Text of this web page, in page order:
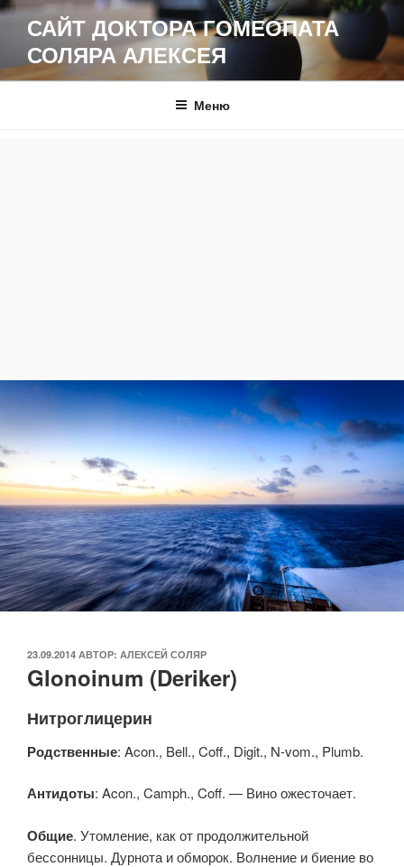
Перейти
содержимому
САЙТ ДОКТОРА ГОМЕОПАТА
СОЛЯРА АЛЕКСЕЯ
Меню
ОПУБЛИКОВАНО
23.09.2014 АВТОР: АЛЕКСЕЙ СОЛЯР
Glonoinum (Deriker)
Нитроглицерин
Родственные: Acon., Bell., Coff., Digit., N-vom., Plumb.
Антидоты: Acon., Camph., Coff. — Вино ожесточает.
Общие. Утомление, как от продолжительной
бессонницы. Дурнота и обморок. Волнение и биение во